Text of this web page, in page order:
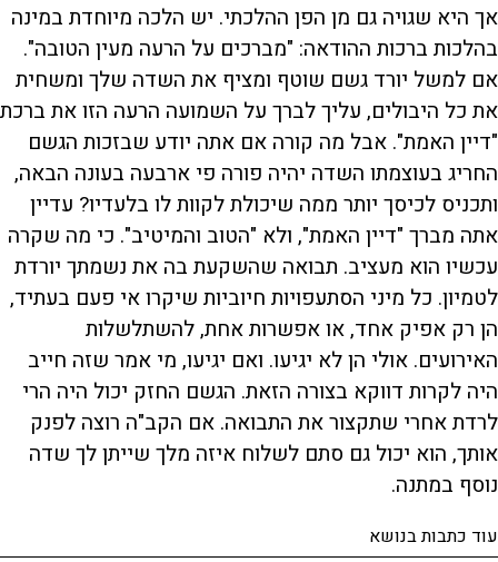
אך היא שגויה גם מן הפן ההלכתי. יש הלכה מיוחדת במינה
בהלכות ברכות ההודאה: "מברכים על הרעה מעין הטובה".
אם למשל יורד גשם שוטף ומציף את השדה שלך ומשחית
את כל היבולים, עליך לברך על השמועה הרעה הזו את ברכת
"דיין האמת". אבל מה קורה אם אתה יודע שבזכות הגשם
החריג בעוצמתו השדה יהיה פורה פי ארבעה בעונה הבאה,
ותכניס לכיסך יותר ממה שיכולת לקוות לו בלעדיו? עדיין
אתה מברך "דיין האמת", ולא "הטוב והמיטיב". כי מה שקרה
עכשיו הוא מעציב. תבואה שהשקעת בה את נשמתך יורדת
לטמיון. כל מיני הסתעפויות חיוביות שיקרו אי פעם בעתיד,
הן רק אפיק אחד, או אפשרות אחת, להשתלשלות
האירועים. אולי הן לא יגיעו. ואם יגיעו, מי אמר שזה חייב
היה לקרות דווקא בצורה הזאת. הגשם החזק יכול היה הרי
לרדת אחרי שתקצור את התבואה. אם הקב"ה רוצה לפנק
אותך, הוא יכול גם סתם לשלוח איזה מלך שייתן לך שדה
נוסף במתנה.
עוד כתבות בנושא